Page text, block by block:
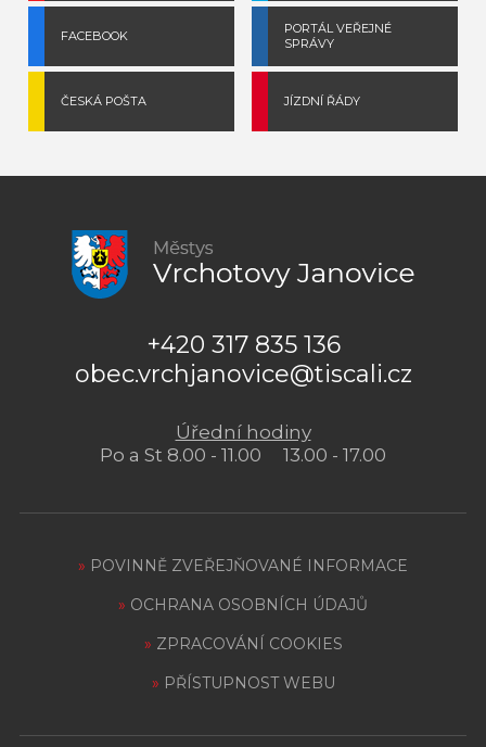
FACEBOOK
PORTÁL VEŘEJNÉ
SPRÁVY
ČESKÁ POŠTA JÍZDNÍ ŘÁDY
+420 317 835 136
obec.vrchjanovice@tiscali.cz
Úřední hodiny
Po a St 8.00 - 11.00 13.00 - 17.00
» POVINNĚ ZVEŘEJŇOVANÉ INFORMACE
» OCHRANA OSOBNÍCH ÚDAJŮ
» ZPRACOVÁNÍ COOKIES
» PŘÍSTUPNOST WEBU